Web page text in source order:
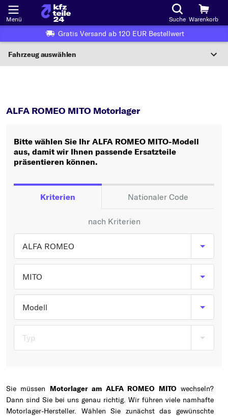
Menü Suche Warenkorb
Gratis Versand ab 120 EUR Bestellwert
Fahrzeug auswählen
Wo finde ich die?
Oder
Oder Fahrzeugauswahl nach Kriterien:
Hersteller wählen
Typ wählen
ALFA ROMEO MITO Motorlager
Bitte wählen Sie Ihr ALFA ROMEO MITO-Modell
aus, damit wir Ihnen passende Ersatzteile
präsentieren können.
Kriterien Nationaler Code
nach Kriterien
ALFA ROMEO
MITO
Modell
Typ
Sie müssen Motorlager am ALFA ROMEO MITOwechseln?
Dann sind Sie bei uns genau richtig. Wir führen viele namhafte
Motorlager-Hersteller. Wählen Sie zunächst das gewünschte